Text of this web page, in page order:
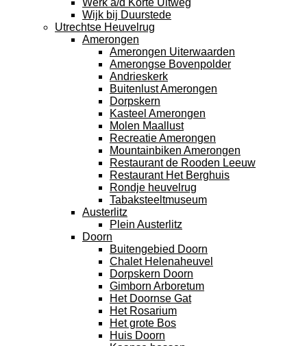
Werk a/d Korte Uitweg
Wijk bij Duurstede
Utrechtse Heuvelrug
Amerongen
Amerongen Uiterwaarden
Amerongse Bovenpolder
Andrieskerk
Buitenlust Amerongen
Dorpskern
Kasteel Amerongen
Molen Maallust
Recreatie Amerongen
Mountainbiken Amerongen
Restaurant de Rooden Leeuw
Restaurant Het Berghuis
Rondje heuvelrug
Tabaksteeltmuseum
Austerlitz
Plein Austerlitz
Doorn
Buitengebied Doorn
Chalet Helenaheuvel
Dorpskern Doorn
Gimborn Arboretum
Het Doornse Gat
Het Rosarium
Het grote Bos
Huis Doorn